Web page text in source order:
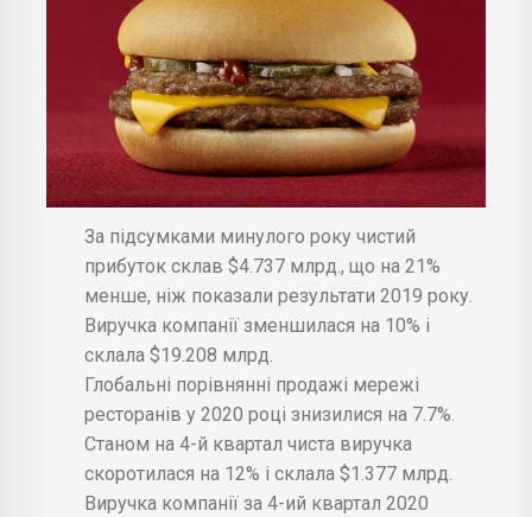
За підсумками минулого року чистий
прибуток склав $4.737 млрд., що на 21%
менше, ніж показали результати 2019 року.
Виручка компанії зменшилася на 10% і
склала $19.208 млрд.
Глобальні порівнянні продажі мережі
ресторанів у 2020 році знизилися на 7.7%.
Станом на 4-й квартал чиста виручка
скоротилася на 12% і склала $1.377 млрд.
Виручка компанії за 4-ий квартал 2020